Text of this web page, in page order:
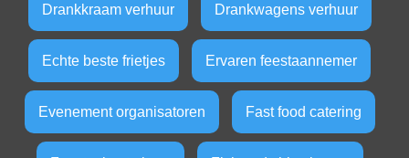
Drankkraam verhuur Drankwagens verhuur
Echte beste frietjes Ervaren feestaannemer
Evenement organisatoren Fast food catering